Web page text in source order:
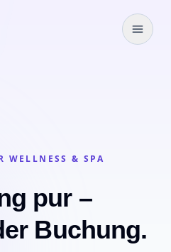
WELLNESS & SPA
pur –
Buchung.